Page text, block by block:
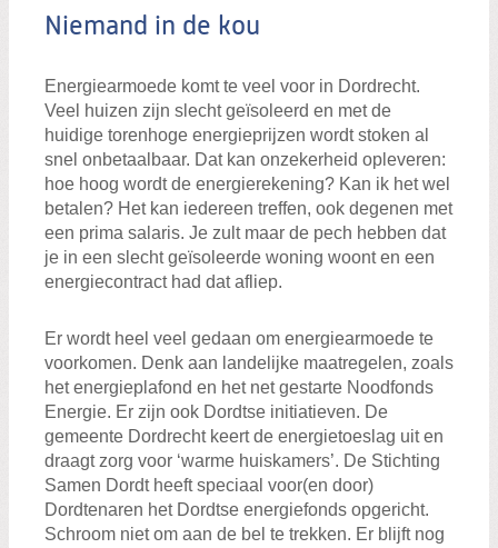
Niemand in de kou
Energiearmoede komt te veel voor in Dordrecht.
Veel huizen zijn slecht geïsoleerd en met de
huidige torenhoge energieprijzen wordt stoken al
snel onbetaalbaar. Dat kan onzekerheid opleveren:
hoe hoog wordt de energierekening? Kan ik het wel
betalen? Het kan iedereen treffen, ook degenen met
een prima salaris. Je zult maar de pech hebben dat
je in een slecht geïsoleerde woning woont en een
energiecontract had dat afliep.
Er wordt heel veel gedaan om energiearmoede te
voorkomen. Denk aan landelijke maatregelen, zoals
het energieplafond en het net gestarte Noodfonds
Energie. Er zijn ook Dordtse initiatieven. De
gemeente Dordrecht keert de energietoeslag uit en
draagt zorg voor ‘warme huiskamers’. De Stichting
Samen Dordt heeft speciaal voor(en door)
Dordtenaren het Dordtse energiefonds opgericht.
Schroom niet om aan de bel te trekken. Er blijft nog